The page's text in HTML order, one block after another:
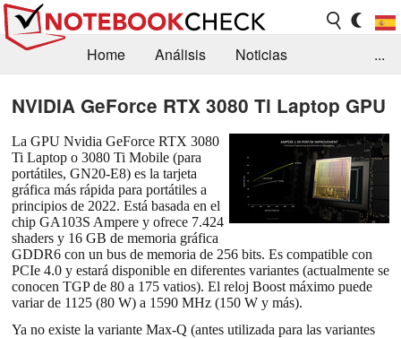
Home Análisis
Noticias
Orientación para la Compra
Busca
Contacto
...
NVIDIA GeForce RTX 3080 Ti Laptop GPU
La GPU Nvidia GeForce RTX 3080
Ti Laptop o 3080 Ti Mobile (para
portátiles, GN20-E8) es la tarjeta
gráfica más rápida para portátiles a
principios de 2022. Está basada en el
chip GA103S Ampere y ofrece 7.424
shaders y 16 GB de memoria gráfica
GDDR6 con un bus de memoria de 256 bits. Es compatible con
PCIe 4.0 y estará disponible en diferentes variantes (actualmente se
conocen TGP de 80 a 175 vatios). El reloj Boost máximo puede
variar de 1125 (80 W) a 1590 MHz (150 W y más).
Ya no existe la variante Max-Q (antes utilizada para las variantes